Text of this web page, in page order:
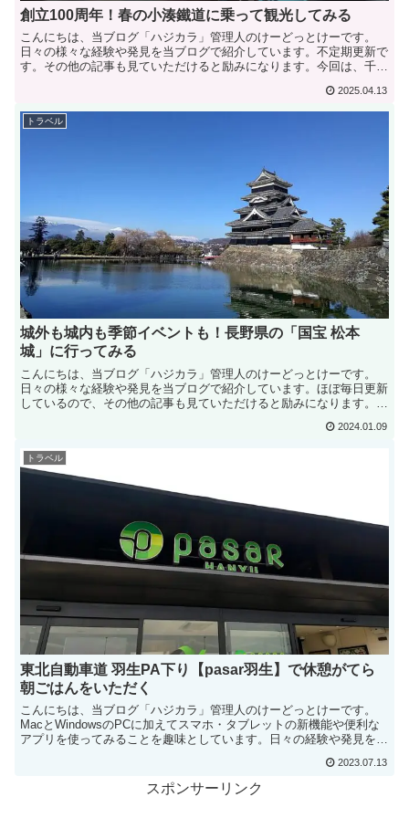
創立100周年！春の小湊鐵道に乗って観光してみる
こんにちは、当ブログ「ハジカラ」管理人のけーどっとけーです。
日々の様々な経験や発見を当ブログで紹介しています。不定期更新で
す。その他の記事も見ていただけると励みになります。今回は、千葉
2025.04.13
トラベル
城外も城内も季節イベントも！長野県の「国宝 松本
城」に行ってみる
こんにちは、当ブログ「ハジカラ」管理人のけーどっとけーです。
日々の様々な経験や発見を当ブログで紹介しています。ほぼ毎日更新
しているので、その他の記事も見ていただけると励みになります。旅
2024.01.09
トラベル
東北自動車道 羽生PA下り【pasar羽生】で休憩がてら
朝ごはんをいただく
こんにちは、当ブログ「ハジカラ」管理人のけーどっとけーです。
MacとWindowsのPCに加えてスマホ・タブレットの新機能や便利な
アプリを使ってみることを趣味としています。日々の経験や発見を当
2023.07.13
スポンサーリンク